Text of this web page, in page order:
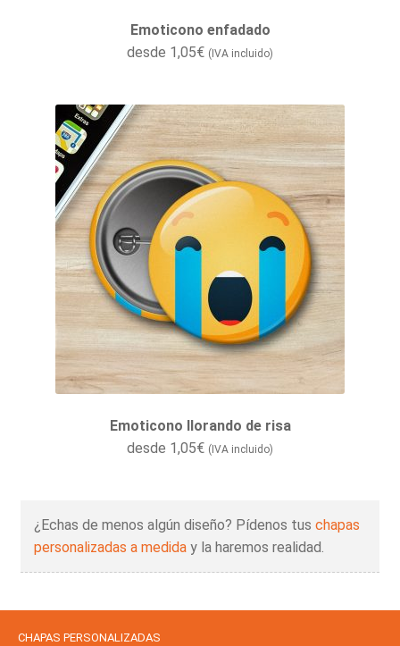
Emoticono enfadado
desde 1,05€ (IVA incluido)
Emoticono llorando de risa
desde 1,05€ (IVA incluido)
¿Echas de menos algún diseño? Pídenos tus chapas
personalizadas a mediday la haremos realidad.
CHAPAS PERSONALIZADAS